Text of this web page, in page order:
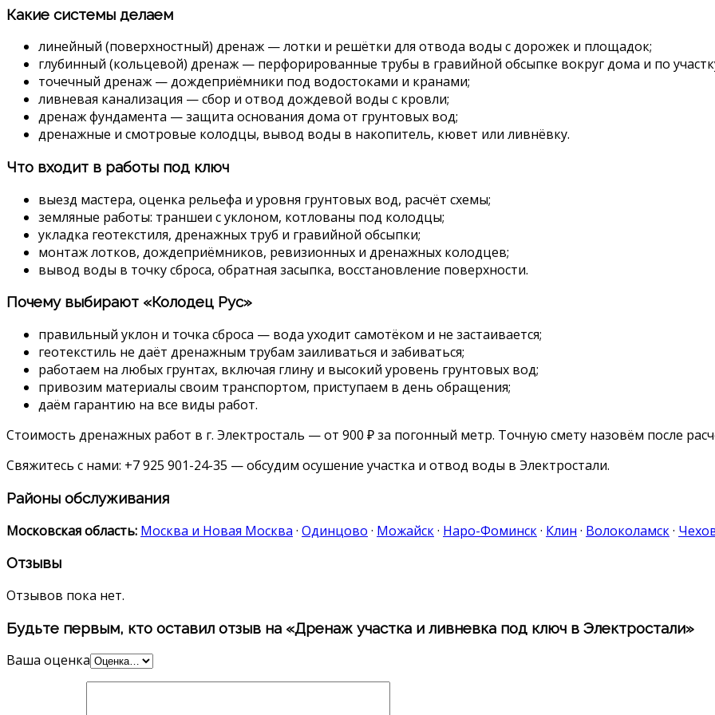
Какие системы делаем
линейный (поверхностный) дренаж — лотки и решётки для отвода воды с дорожек и площадок;
глубинный (кольцевой) дренаж — перфорированные трубы в гравийной обсыпке вокруг дома и по
точечный дренаж — дождеприёмники под водостоками и кранами;
ливневая канализация — сбор и отвод дождевой воды с кровли;
дренаж фундамента — защита основания дома от грунтовых вод;
дренажные и смотровые колодцы, вывод воды в накопитель, кювет или ливнёвку.
Что входит в работы под ключ
выезд мастера, оценка рельефа и уровня грунтовых вод, расчёт схемы;
земляные работы: траншеи с уклоном, котлованы под колодцы;
укладка геотекстиля, дренажных труб и гравийной обсыпки;
монтаж лотков, дождеприёмников, ревизионных и дренажных колодцев;
вывод воды в точку сброса, обратная засыпка, восстановление поверхности.
Почему выбирают «Колодец Рус»
правильный уклон и точка сброса — вода уходит самотёком и не застаивается;
геотекстиль не даёт дренажным трубам заиливаться и забиваться;
работаем на любых грунтах, включая глину и высокий уровень грунтовых вод;
привозим материалы своим транспортом, приступаем в день обращения;
даём гарантию на все виды работ.
Стоимость дренажных работ в г. Электросталь — от 900 ₽ за погонный метр. Точную смету назовём после
Свяжитесь с нами: +7 925 901-24-35 — обсудим осушение участка и отвод воды в Электростали.
Районы обслуживания
Московская область: Москва и Новая Москва · Одинцово · Можайск· Наро-Фоминск· Клин · Волоколамск·
Отзывы
Отзывов пока нет.
Будьте первым, кто оставил отзыв на «Дренаж участка и ливневка под ключ в Электростали»
Ваша оценка